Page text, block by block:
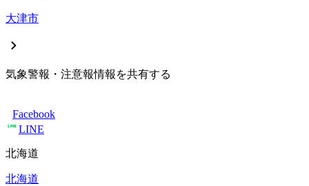
大津市
気象警報・注意報情報を共有する
Facebook
LINE
北海道
北海道